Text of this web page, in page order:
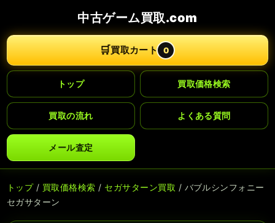
中古ゲーム買取.com
🛒買取カート 0
トップ 買取価格検索
買取の流れ よくある質問
メール査定
トップ/ 買取価格検索 / セガサターン買取 / バブルシンフォニー
セガサターン